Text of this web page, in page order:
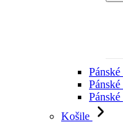
Košile